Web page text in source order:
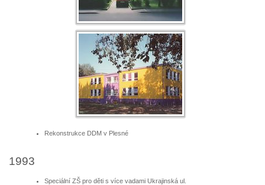
Rekonstrukce DDM v Plesné
1993
Speciální ZŠ pro děti s více vadami Ukrajinská ul.